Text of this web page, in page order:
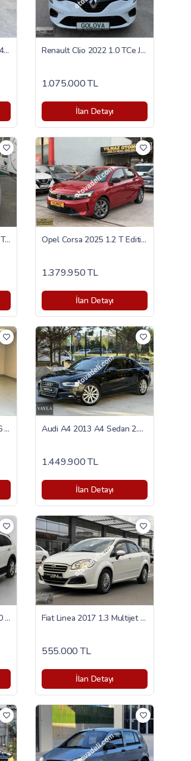
Fiat Punto 2011 Grande 1.4 Fire Dynamic Renault Clio 2022 1.0 TCe Joy
1.075.000 TL
İlan Detayı
Ford Focus 2015 1.5 TDCi Trend X Opel Corsa 2025 1.2 T Edition
1.379.950 TL
İlan Detayı
Volkswagen Jetta 2013 1.6 TDI Comfortline Audi A4 2013 A4 Sedan 2.0 TDI
1.449.900 TL
İlan Detayı
Chevrolet Captiva 2012 2.0 D LTZ Fiat Linea 2017 1.3 Multijet Pop
555.000 TL
İlan Detayı